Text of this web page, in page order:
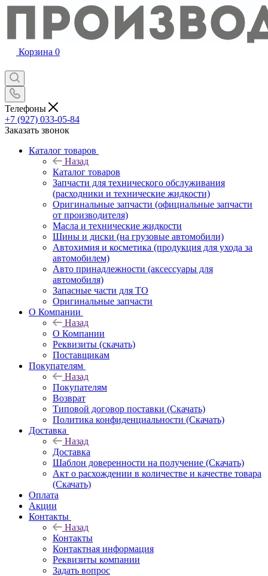
Корзина 0
Телефоны
+7 (927) 033-05-84
Заказать звонок
Каталог товаров
Назад
Каталог товаров
Запчасти для технического обслуживания
(расходники и технические жидкости)
Оригинальные запчасти (официальные запчасти
от производителя)
Масла и технические жидкости
Шины и диски (на грузовые автомобили)
Автохимия и косметика (продукция для ухода за
автомобилем)
Авто принадлежности (аксессуары для
автомобиля)
Запасные части для ТО
Оригинальные запчасти
О Компании
Назад
О Компании
Реквизиты (скачать)
Поставщикам
Покупателям
Назад
Покупателям
Возврат
Типовой договор поставки (Скачать)
Политика конфиденциальности (Скачать)
Доставка
Назад
Доставка
Шаблон доверенности на получение (Скачать)
Акт о расхождении в количестве и качестве товара
(Скачать)
Оплата
Акции
Контакты
Назад
Контакты
Контактная информация
Реквизиты компании
Задать вопрос